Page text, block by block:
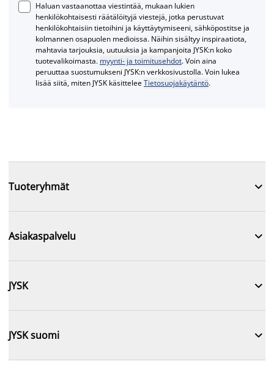
Haluan vastaanottaa viestintää, mukaan lukien
henkilökohtaisesti räätälöityjä viestejä, jotka perustuvat
henkilökohtaisiin tietoihini ja käyttäytymiseeni, sähköpostitse ja
kolmannen osapuolen medioissa. Näihin sisältyy inspiraatiota,
mahtavia tarjouksia, uutuuksia ja kampanjoita JYSK:n koko
tuotevalikoimasta. myynti- ja toimitusehdot. Voin aina
peruuttaa suostumukseni JYSK:n verkkosivustolla. Voin lukea
lisää siitä, miten JYSK käsitteleeTietosuojakäytäntö.
Tuoteryhmät 
Asiakaspalvelu 
JYSK 
JYSK suomi 